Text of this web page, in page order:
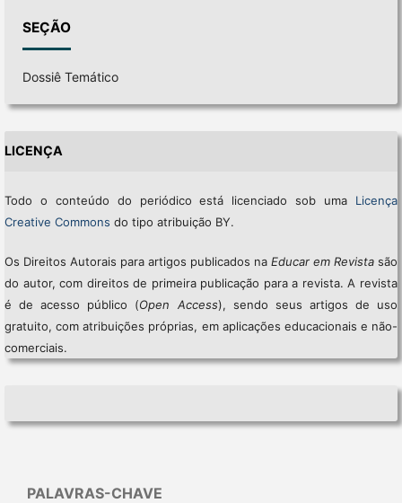
SEÇÃO
Dossiê Temático
LICENÇA
Todo o conteúdo do periódico está licenciado sob uma Licença
Creative Commons do tipo atribuição BY.
Os Direitos Autorais para artigos publicados naEducar em Revista são
do autor, com direitos de primeira publicação para a revista. A revista
é de acesso público (Open Access), sendo seus artigos de uso
gratuito, com atribuições próprias, em aplicações educacionais e não-
comerciais.
PALAVRAS-CHAVE